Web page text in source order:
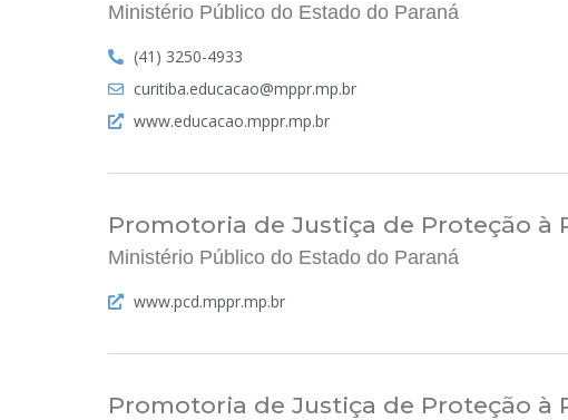
Ministério Público do Estado do Paraná
(41) 3250-4933
curitiba.educacao@mppr.mp.br
www.educacao.mppr.mp.br
Promotoria de Justiça de Proteção à
Ministério Público do Estado do Paraná
www.pcd.mppr.mp.br
Promotoria de Justiça de Proteção à